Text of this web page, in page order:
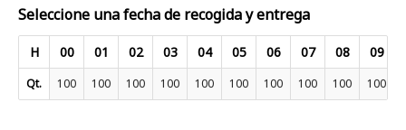
Seleccione una fecha de recogida y entrega
H 00 01 02 03 04 05 06 07 08 09
Qt. 100 100 100 100 100 100 100 100 100 100